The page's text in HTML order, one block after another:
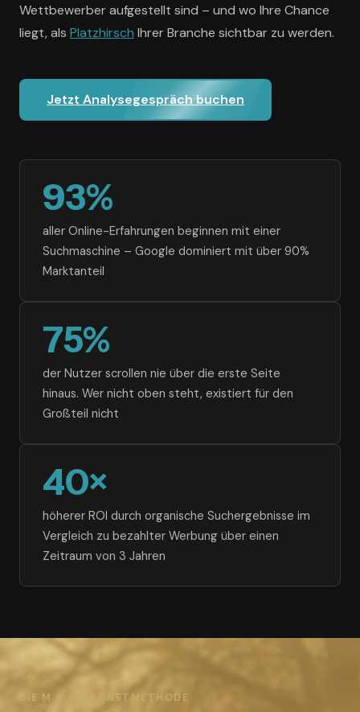
Wettbewerber aufgestellt sind – und wo Ihre Chance
liegt, als Platzhirsch Ihrer Branche sichtbar zu werden.
Jetzt Analysegespräch buchen
93%
aller Online-Erfahrungen beginnen mit einer
Suchmaschine – Google dominiert mit über 90%
Marktanteil
75%
der Nutzer scrollen nie über die erste Seite
hinaus. Wer nicht oben steht, existiert für den
Großteil nicht
40×
höherer ROI durch organische Suchergebnisse im
Vergleich zu bezahlter Werbung über einen
Zeitraum von 3 Jahren
DIE M & B MAGNETMETHODE